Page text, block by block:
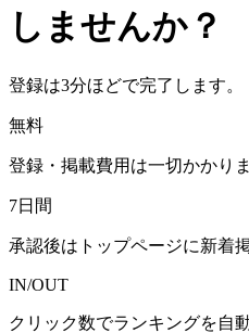
しませんか？
登録は3分ほどで完了します。
無料
登録・掲載費用は一切かかり
7日間
承認後はトップページに新着
IN/OUT
クリック数でランキングを自